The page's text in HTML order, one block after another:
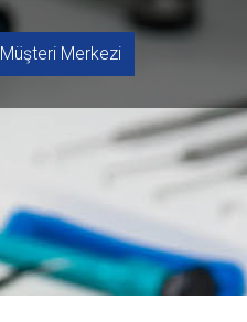
Müşteri Merkezi